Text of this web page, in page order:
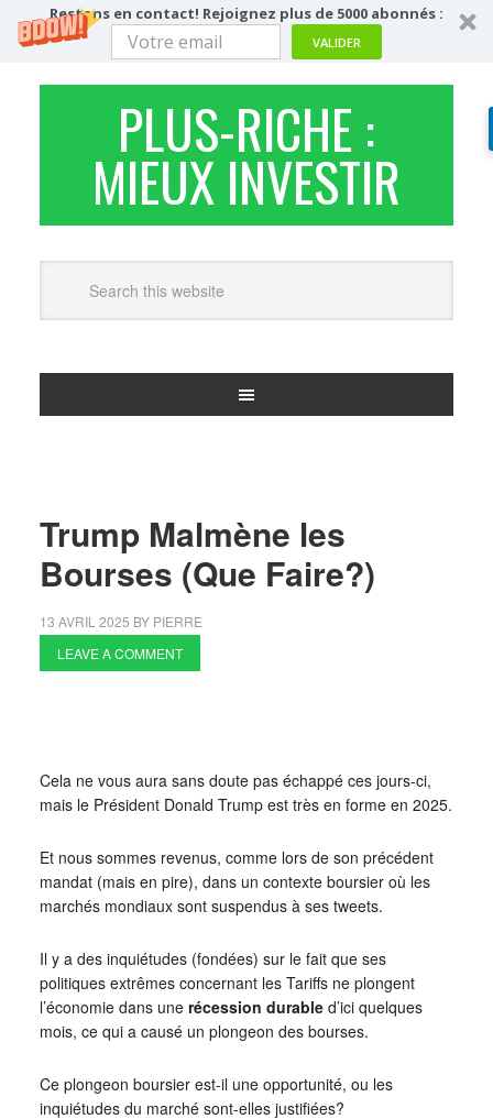
Restons en contact! Rejoignez plus de 5000 abonnés :
VALIDER
PLUS-RICHE :
MIEUX INVESTIR
Trump Malmène les
Bourses (Que Faire?)
13 AVRIL 2025 BY PIERRE
LEAVE A COMMENT
Cela ne vous aura sans doute pas échappé ces jours-ci,
mais le Président Donald Trump est très en forme en 2025.
Et nous sommes revenus, comme lors de son précédent
mandat (mais en pire), dans un contexte boursier où les
marchés mondiaux sont suspendus à ses tweets.
Il y a des inquiétudes (fondées) sur le fait que ses
politiques extrêmes concernant les Tariffs ne plongent
l’économie dans une récession durabled’ici quelques
mois, ce qui a causé un plongeon des bourses.
Ce plongeon boursier est-il une opportunité, ou les
inquiétudes du marché sont-elles justifiées?